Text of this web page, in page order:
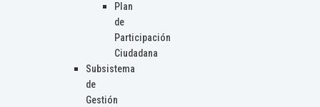
Plan
de
Participación
Ciudadana
Subsistema
de
Gestión